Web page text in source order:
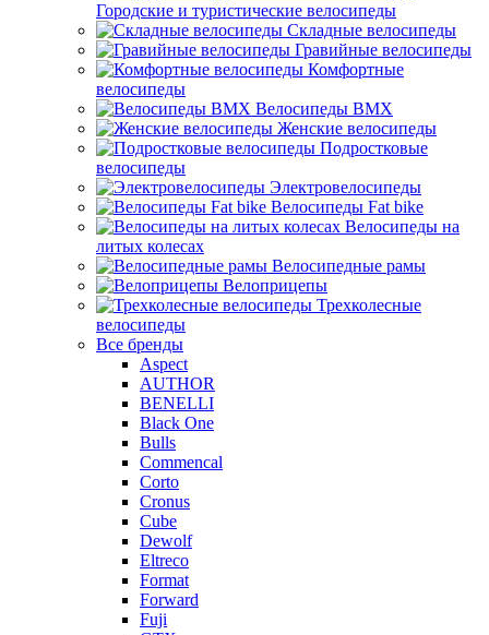
Городские и туристические велосипеды
Складные велосипеды
Гравийные велосипеды
Комфортные
велосипеды
Велосипеды BMX
Женские велосипеды
Подростковые
велосипеды
Электровелосипеды
Велосипеды Fat bike
Велосипеды на
литых колесах
Велосипедные рамы
Велоприцепы
Трехколесные
велосипеды
Все бренды
Aspect
AUTHOR
BENELLI
Black One
Bulls
Commencal
Corto
Cronus
Cube
Dewolf
Eltreco
Format
Forward
Fuji